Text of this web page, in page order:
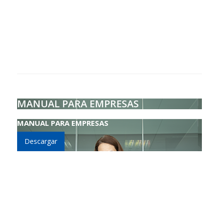
MANUAL PARA EMPRESAS
MANUAL PARA EMPRESAS
Descargar